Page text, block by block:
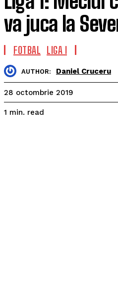
va juca la
FOTBAL LIGA I
AUTHOR: Daniel Cruceru
28 octombrie 2019
1 min. read